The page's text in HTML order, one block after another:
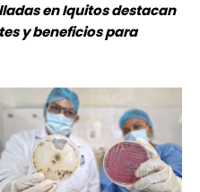
en Iquitos destacan
y beneficios para